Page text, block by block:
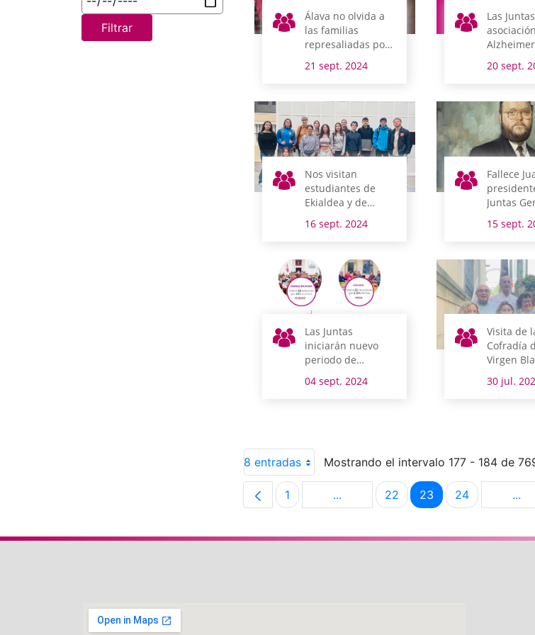
Filtrar
Álava no olvida a
las familias
represaliadas por
21 sept. 2024
Las
asociación
20 sept.
Nos visitan
estudiantes de
Ekialdea y de
16 sept. 2024
Fallece
Juntas
15 sept.
Las Juntas
iniciarán nuevo
periodo de
90% de las
04 sept. 2024
Visita de
Cofradía
Virgen
vísperas
de Vitoria-
30 jul.
8 entradas Mostrando el intervalo 177 - 184 de
Página
1 ...Páginas intermedias Use TAB para
Página
22 Página
23 Página
24 ...